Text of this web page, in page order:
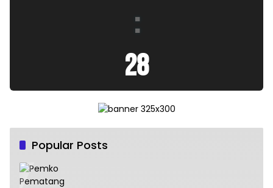
:
30
Popular Posts